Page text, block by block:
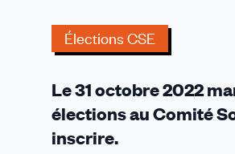
CSE
Élections CSE
Le 31 octobre 2022
élections au Comité
inscrire.